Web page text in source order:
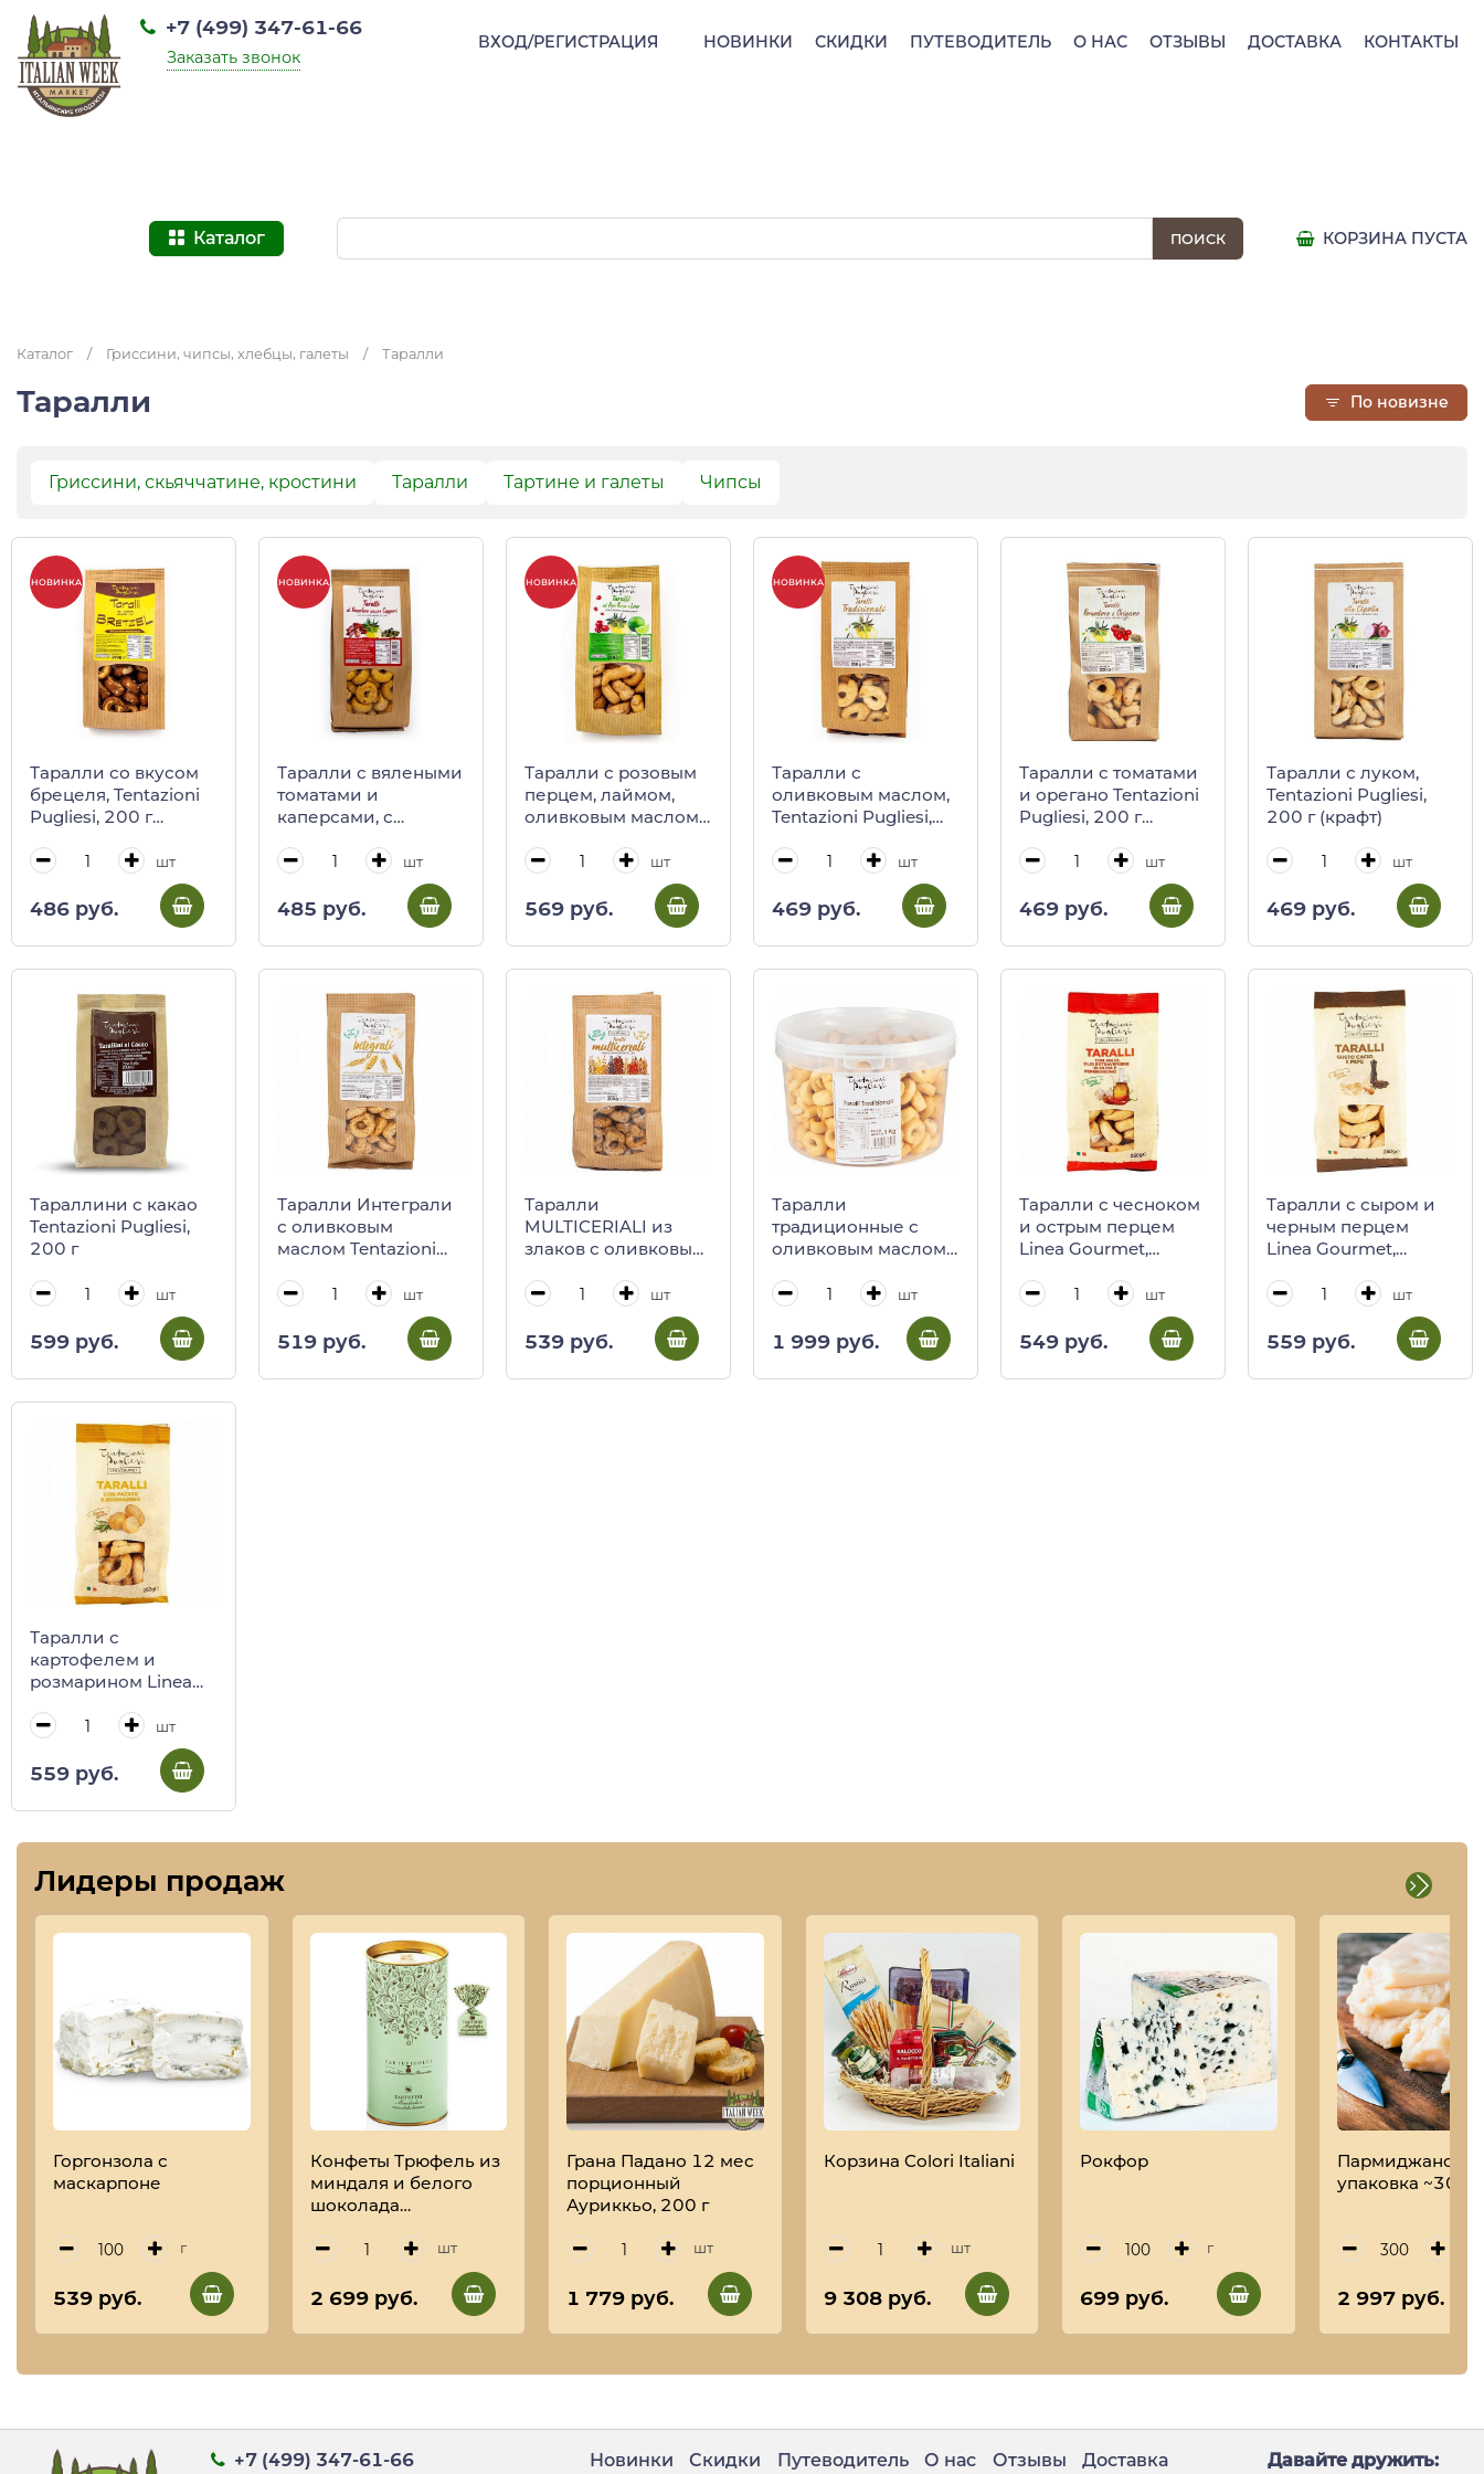
НОВИНКИ СКИДКИ ПУТЕВОДИТЕЛЬ О НАС ОТЗЫВЫ ДОСТАВКА КОНТАКТЫ
+7 (499) 347-61-66
Заказать звонок
ВХОД/РЕГИСТРАЦИЯ
Каталог КОРЗИНА ПУСТА
Каталог / Гриссини, чипсы, хлебцы, галеты / Таралли
Таралли По новизне
Гриссини, скьяччатине, кростини Таралли Тартине и галеты Чипсы
НОВИНКА
Таралли со вкусом
брецеля, Tentazioni
Pugliesi, 200 г
шт
486 руб.
НОВИНКА
Таралли с вялеными
томатами и
каперсами, с
Tentazioni Pugliesi,
шт
485 руб.
НОВИНКА
Таралли с розовым
перцем, лаймом,
оливковым маслом,
200 г (крафт)
шт
569 руб.
НОВИНКА
Таралли с
оливковым маслом,
Tentazioni Pugliesi,
шт
469 руб.
Таралли с томатами
и орегано Tentazioni
Pugliesi, 200 г
шт
469 руб.
Таралли с луком,
Tentazioni Pugliesi,
200 г (крафт)
шт
469 руб.
Тараллини с какао
Tentazioni Pugliesi,
200 г
шт
599 руб.
Таралли Интеграли
с оливковым
маслом Tentazioni
шт
519 руб.
Таралли
MULTICERIALI из
злаков с оливковым
Pugliesi, 200 г
шт
539 руб.
Таралли
традиционные с
оливковым маслом
кг
шт
1 999 руб.
Таралли с чесноком
и острым перцем
Linea Gourmet,
250 г
шт
549 руб.
Таралли с сыром и
черным перцем
Linea Gourmet,
250 г
шт
559 руб.
Таралли с
картофелем и
розмарином Linea
Pugliesi, 250 г
шт
559 руб.
Лидеры продаж
Горгонзола с
маскарпоне
г
539 руб.
Конфеты Трюфель из
миндаля и белого
шоколада
ANTICA TORRONERIA
PIEMONTESE, 160 г
(туба)
шт
2 699 руб.
Грана Падано 12 мес
порционный
Ауриккьо, 200 г
шт
1 779 руб.
Корзина Colori Italiani
шт
9 308 руб.
Рокфор
г
699 руб.
Пармиджано 30
упаковка ~300 г
2 997 руб.
+7 (499) 347-61-66 Новинки Скидки Путеводитель О нас Отзывы Доставка Давайте дружить: